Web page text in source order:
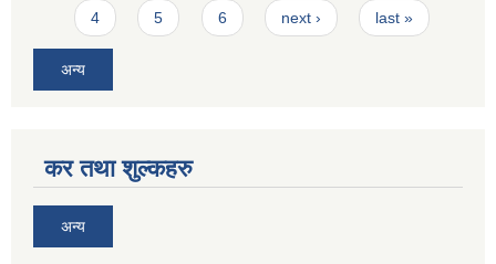
4 5 6 next › last »
अन्य
कर तथा शुल्कहरु
अन्य